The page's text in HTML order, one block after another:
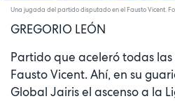
Una jugada del partido disputado en el Fausto Vicent.
GREGORIO LEÓN
Partido que aceleró todas las
Fausto Vicent. Ahí, en su
Global Jairis el ascenso a la